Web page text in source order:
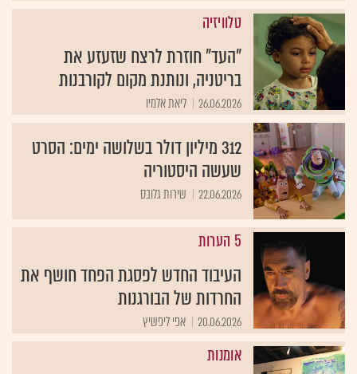
טלוויזיה
"העד" חוזרת לרצח שזעזע את
בריטניה, ונותנת מקום לקורבנות
26.06.2026 ליאת אלמיו
312 מיליון דולר בשלושה ימים: הסרט
שעשה היסטוריה
22.06.2026 שירות גלובס
5 הערות
העיבוד החדש לפסגת הפחד חושף את
החרדות של הבורגנות
20.06.2026 אפי ליפשיץ
אומנות